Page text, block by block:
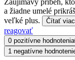
Zaujímavý príbeh,
a žiadne umelé
veľké plus.
Čítať viac
reagovať
0 pozitívne hodnotenia
1 negatívne